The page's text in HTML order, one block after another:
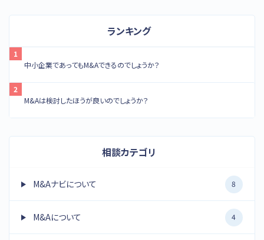
ランキング
中小企業であってもM&Aできるのでしょうか？
M&Aは検討したほうが良いのでしょうか？
相談カテゴリ
M&Aナビについて 8
M&Aについて 4